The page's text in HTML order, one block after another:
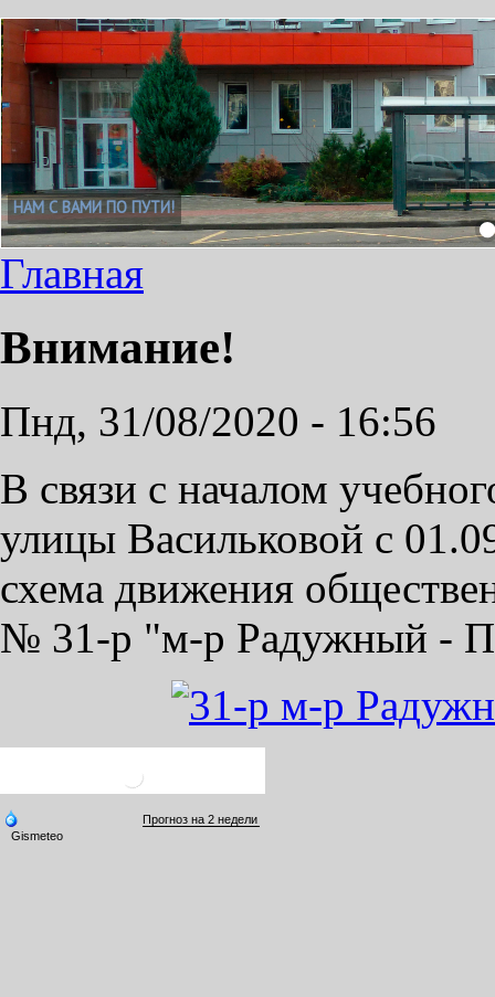
НАМ С ВАМИ ПО ПУТИ!
Главная
Внимание!
Пнд, 31/08/2020 - 16:56
В связи с началом
улицы Васильковой с
схема движения
№ 31-р "м-р Радужный -